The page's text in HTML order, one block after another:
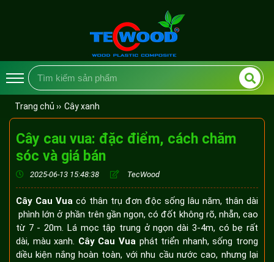
Trang chủ ›› Cây xanh
Cây cau vua: đặc điểm, cách chăm
sóc và giá bán
2025-06-13 15:48:38 TecWood
Cây Cau Vua có thân trụ đơn độc sống lâu năm, thân dài
phình lớn ở phần trên gần ngọn, có đốt không rõ, nhẵn, cao
từ 7 - 20m. Lá mọc tập trung ở ngọn dài 3-4m, có bẹ rất
dài, màu xanh. Cây Cau Vua phát triển nhanh, sống trong
diều kiện nắng hoàn toàn, với nhu cầu nước cao, nhưng lại